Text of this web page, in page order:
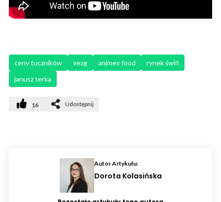
ceny tuczników vezg animex food
rynek świń
janusz terka
16 Udostępnij
Autor Artykułu:
Dorota Kolasińska